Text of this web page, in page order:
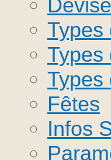
Types
Types
Types
Fêtes
Infos